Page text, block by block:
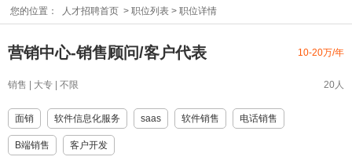
您的位置： 人才招聘首页 > 职位列表 > 职位详情
营销中心-销售顾问/客户代表 10-20万/年
销售 | 大专 | 不限 20人
面销 软件信息化服务 saas 软件销售 电话销售
B端销售 客户开发